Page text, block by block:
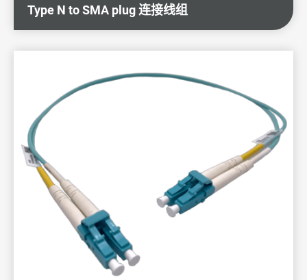
Type N to SMA plug 连接线组
5G & 电信系统
天线
技术与制程能力
ESG企业永续发展
新闻 & 活动